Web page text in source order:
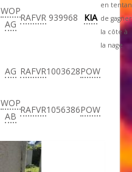
WOP
AG
RAFVR 939968 KIA
en
de gagner
la côte à
la nage
AG RAFVR1003628POW
WOP
AB
RAFVR1056386POW